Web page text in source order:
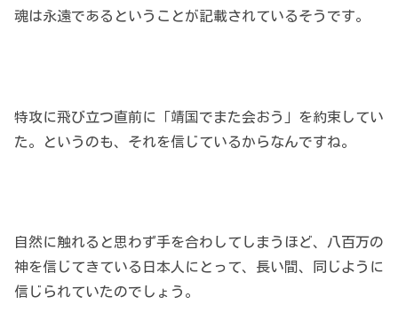
魂は永遠であるということが記載されているそうです。
特攻に飛び立つ直前に「靖国でまた会おう」を約束してい
た。というのも、それを信じているからなんですね。
自然に触れると思わず手を合わしてしまうほど、八百万の
神を信じてきている日本人にとって、長い間、同じように
信じられていたのでしょう。